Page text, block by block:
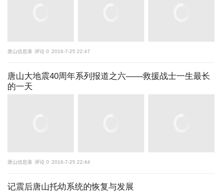
唐山信息港 评论 0 2016-7-25 22:47
唐山大地震40周年系列报道之六——救援战士一生最长
的一天
唐山信息港 评论 0 2016-7-25 22:44
记震后唐山托幼系统的恢复与发展